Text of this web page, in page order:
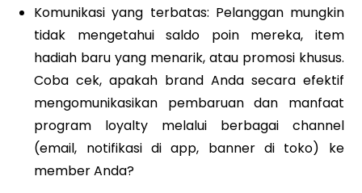
Komunikasi yang terbatas: Pelanggan mungkin
tidak mengetahui saldo poin mereka, item
hadiah baru yang menarik, atau promosi khusus.
Coba cek, apakah brand Anda secara efektif
mengomunikasikan pembaruan dan manfaat
program loyalty melalui berbagai channel
(email, notifikasi di app, banner di toko) ke
member Anda?